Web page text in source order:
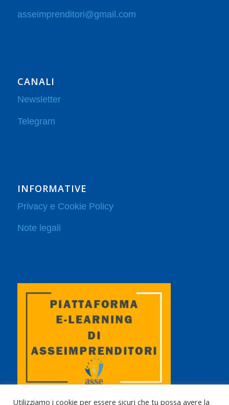
asseimprenditori@gmail.com
CANALI
Newsletter
Telegram
INFORMATIVE
Privacy e Cookie Policy
Note legali
Utilizziamo i cookie per essere sicuri che tu possa avere la